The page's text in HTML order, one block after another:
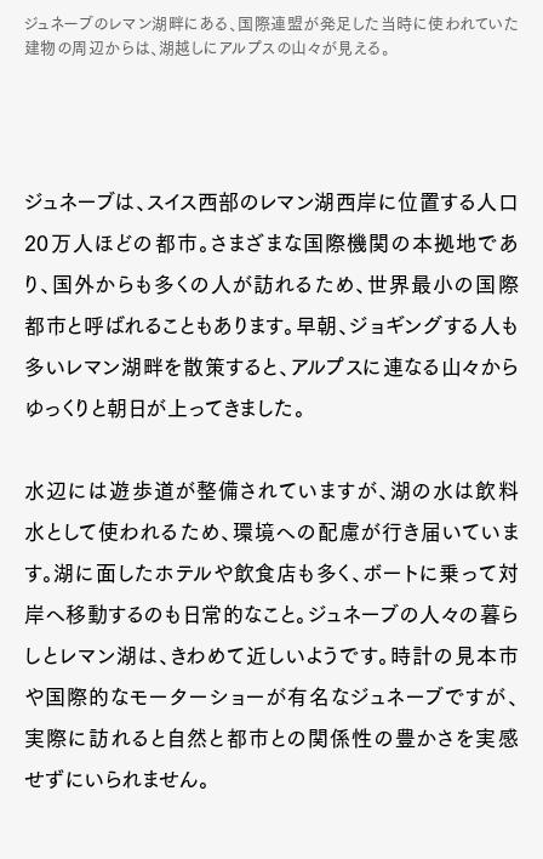
ジュネーブのレマン湖畔にある、国際連盟が発足した当時に使われていた
建物の周辺からは、湖越しにアルプスの山々が見える。
ジュネーブは、スイス西部のレマン湖西岸に位置する人口
20万人ほどの都市。さまざまな国際機関の本拠地であ
り、国外からも多くの人が訪れるため、世界最小の国際
都市と呼ばれることもあります。早朝、ジョギングする人も
多いレマン湖畔を散策すると、アルプスに連なる山々から
ゆっくりと朝日が上ってきました。
水辺には遊歩道が整備されていますが、湖の水は飲料
水として使われるため、環境への配慮が行き届いていま
す。湖に面したホテルや飲食店も多く、ボートに乗って対
岸へ移動するのも日常的なこと。ジュネーブの人々の暮ら
しとレマン湖は、きわめて近しいようです。時計の見本市
や国際的なモーターショーが有名なジュネーブですが、
実際に訪れると自然と都市との関係性の豊かさを実感
せずにいられません。